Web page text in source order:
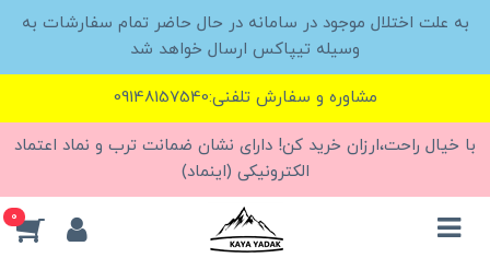
به علت اختلال موجود در سامانه در حال حاضر تمام سفارشات به
وسیله تیپاکس ارسال خواهد شد
مشاوره و سفارش تلفنی:09148157540
با خیال راحت،ارزان خرید کن! دارای نشان ضمانت ترب و نماد اعتماد
الکترونیکی (اینماد)
0